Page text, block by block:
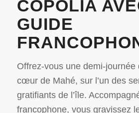
COPOLIA
GUIDE
Offrez-vous une demi-journée
cœur de Mahé, sur l’un des
gratifiants de l’île.
francophone, vous gravissez